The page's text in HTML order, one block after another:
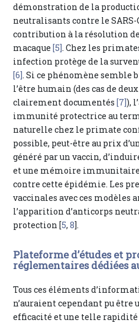
démonstration de la
neutralisants contre le SARS-
contribution à la résolution
macaque [5]. Chez les
infection protège de la
[6]. Si ce phénomène semble
l’être humain (des cas de
clairement documentés [7]),
immunité protectrice au
naturelle chez le primate
possible, peut-être au prix
généré par un vaccin,
et une mémoire
contre cette épidémie. Les
vaccinales avec ces modèles
l’apparition d’anticorps
protection [5,8].
Plateforme d’études et
réglementaires dédiées
Tous ces éléments
n’auraient cependant pu être
efficacité et une telle rapidité